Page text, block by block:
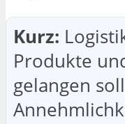
Kurz:
Produkte
gelangen